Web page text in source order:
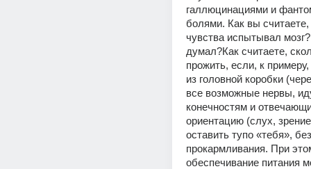
галлюцинациями и
болями. Как вы
чувства испытывал
думал?Как считаете,
прожить, если, к
из головной коробки
все возможные нервы,
конечностям и
ориентацию (слух,
оставить тупо «тебя»,
прокармливания. При
обеспечивание питания